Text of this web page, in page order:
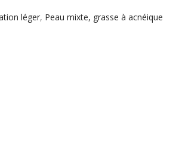
léger, Peau mixte, grasse à acnéique